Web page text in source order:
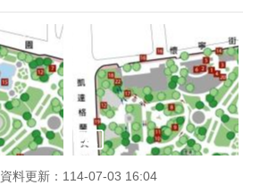
資料更新：114-07-03 16:04